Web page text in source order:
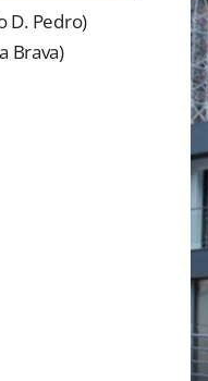
D. Pedro)
Brava)